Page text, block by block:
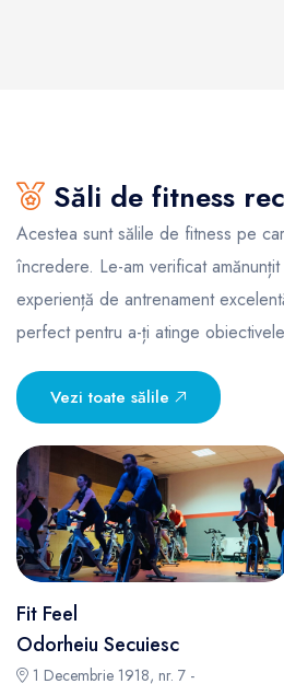
Săli de fitness
Acestea sunt sălile de fitness pe
încredere. Le-am verificat
experiență de antrenament
perfect pentru a-ți atinge
Vezi toate sălile
Fit Feel
Odorheiu Secuiesc
1 Decembrie 1918, nr. 7 -